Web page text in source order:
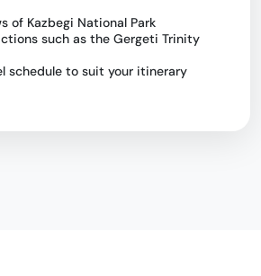
of Kazbegi National Park
such as the Gergeti Trinity
schedule to suit your itinerary